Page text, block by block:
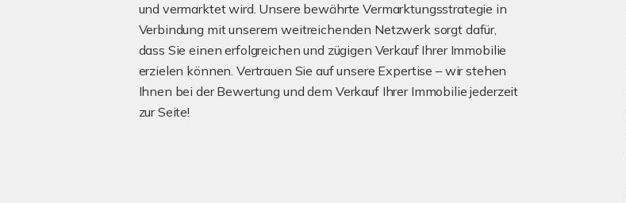
und vermarktet wird. Unsere bewährte Vermarktungsstrategie in
Verbindung mit unserem weitreichenden Netzwerk sorgt dafür,
dass Sie einen erfolgreichen und zügigen Verkauf Ihrer Immobilie
erzielen können. Vertrauen Sie auf unsere Expertise – wir stehen
Ihnen bei der Bewertung und dem Verkauf Ihrer Immobilie jederzeit
zur Seite!